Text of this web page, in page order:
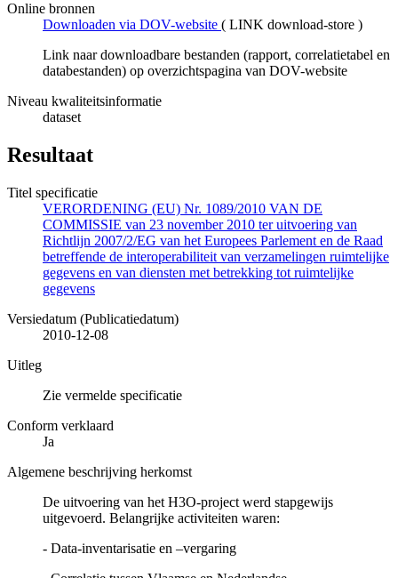
Online bronnen
Downloaden via DOV-website ( LINK download-store )
Link naar downloadbare bestanden (rapport, correlatietabel en
databestanden) op overzichtspagina van DOV-website
Niveau kwaliteitsinformatie
dataset
Resultaat
Titel specificatie
VERORDENING (EU) Nr. 1089/2010 VAN DE
COMMISSIE van 23 november 2010 ter uitvoering van
Richtlijn 2007/2/EG van het Europees Parlement en de Raad
betreffende de interoperabiliteit van verzamelingen ruimtelijke
gegevens en van diensten met betrekking tot ruimtelijke
gegevens
Versiedatum (Publicatiedatum)
2010-12-08
Uitleg
Zie vermelde specificatie
Conform verklaard
Ja
Algemene beschrijving herkomst
De uitvoering van het H3O-project werd stapgewijs
uitgevoerd. Belangrijke activiteiten waren:
- Data-inventarisatie en –vergaring